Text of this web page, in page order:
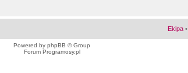
Ekipa •
Powered by phpBB © Group
Forum Programosy.pl